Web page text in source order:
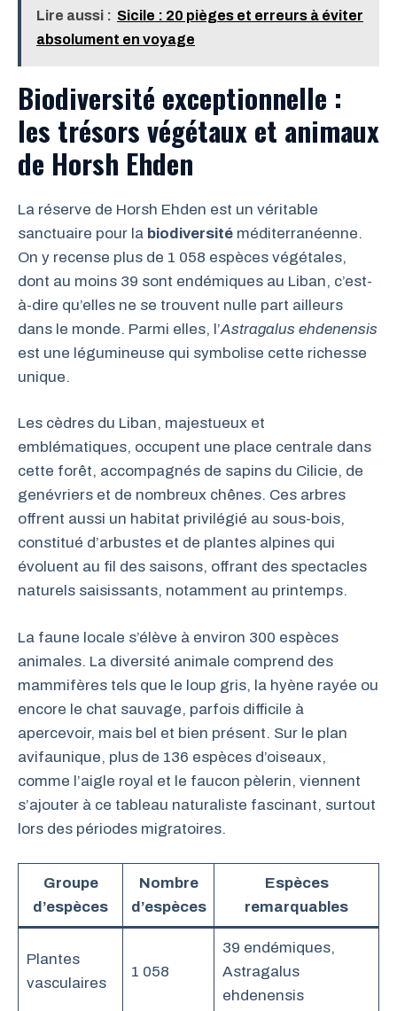
Lire aussi : Sicile : 20 pièges et erreurs à éviter
absolument en voyage
Biodiversité exceptionnelle :
les trésors végétaux et animaux
de Horsh Ehden
La réserve de Horsh Ehden est un véritable
sanctuaire pour la biodiversité méditerranéenne.
On y recense plus de 1 058 espèces végétales,
dont au moins 39 sont endémiques au Liban, c’est-
à-dire qu’elles ne se trouvent nulle part ailleurs
dans le monde. Parmi elles, l’Astragalus ehdenensis
est une légumineuse qui symbolise cette richesse
unique.
Les cèdres du Liban, majestueux et
emblématiques, occupent une place centrale dans
cette forêt, accompagnés de sapins du Cilicie, de
genévriers et de nombreux chênes. Ces arbres
offrent aussi un habitat privilégié au sous-bois,
constitué d’arbustes et de plantes alpines qui
évoluent au fil des saisons, offrant des spectacles
naturels saisissants, notamment au printemps.
La faune locale s’élève à environ 300 espèces
animales. La diversité animale comprend des
mammifères tels que le loup gris, la hyène rayée ou
encore le chat sauvage, parfois difficile à
apercevoir, mais bel et bien présent. Sur le plan
avifaunique, plus de 136 espèces d’oiseaux,
comme l’aigle royal et le faucon pèlerin, viennent
s’ajouter à ce tableau naturaliste fascinant, surtout
lors des périodes migratoires.
Groupe
d’espèces
Nombre
d’espèces
Espèces
remarquables
Plantes
vasculaires
1 058
39 endémiques,
Astragalus
ehdenensis